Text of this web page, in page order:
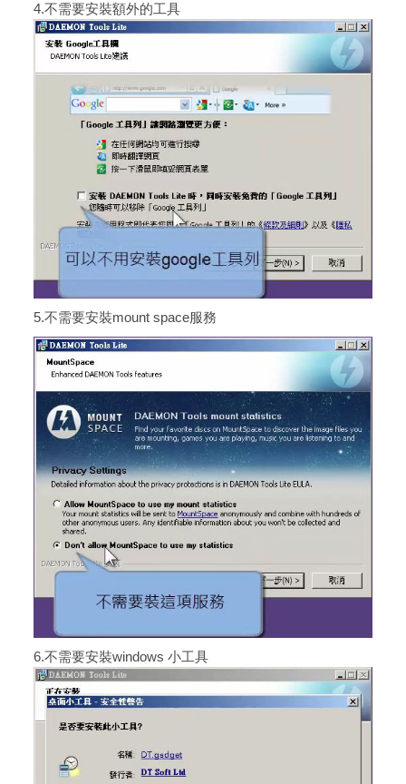
4.不需要安裝額外的工具
5.不需要安裝mount space服務
6.不需要安裝windows 小工具